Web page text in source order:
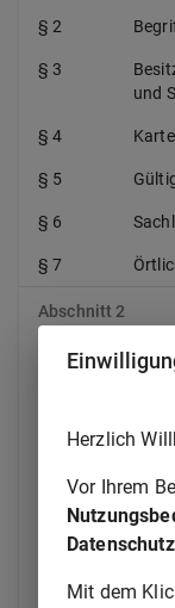
§ 2
§ 3
und
§ 4
§ 5
§ 6
§ 7
Abschnitt 2
Ausstellung und
§ 8a
Herzlich
Vor Ihrem
Mit dem